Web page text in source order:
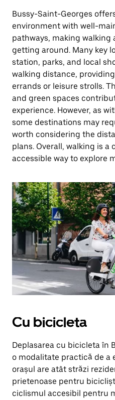
Bussy-Saint-Georges
environment with well-
pathways, making
getting around. Many key
station, parks, and local
walking distance,
errands or leisure strolls.
and green spaces
experience. However, as
some destinations may
worth considering the
plans. Overall, walking is a
accessible way to explore
Cu bicicleta
Deplasarea cu bicicleta în
o modalitate practică de a
orașul are atât străzi
prietenoase pentru
ciclismul accesibil pentru